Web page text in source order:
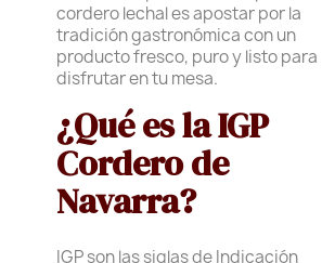
cordero lechal es apostar por la
tradición gastronómica con un
producto fresco, puro y listo para
disfrutar en tu mesa.
¿Qué es la IGP
Cordero de
Navarra?
IGP son las siglas de Indicación